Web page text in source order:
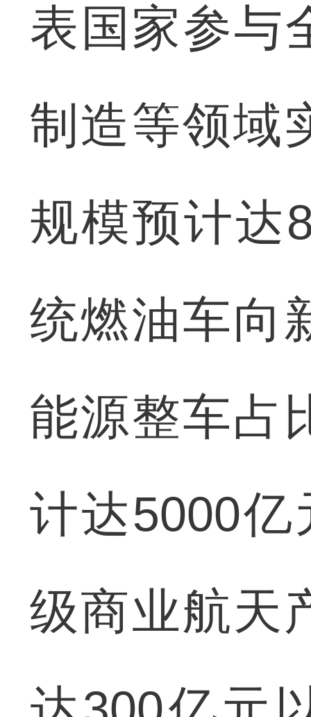
表国家参与
制造等领域
规模预计达
统燃油车向
能源整车占
计达5000亿
级商业航天